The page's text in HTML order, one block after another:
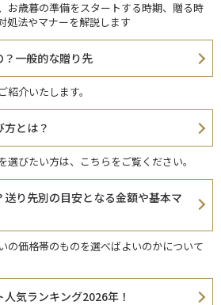
お歳暮の準備をスタートする時期、贈る時
処法やマナーを解説します
？一般的な贈り先
介いたします。
とは？
びたい方は、こちらをご覧ください。
り先別の目安となる金額や基本マ
の価格帯のものを選べばよいのかについて
気ランキング2026年！